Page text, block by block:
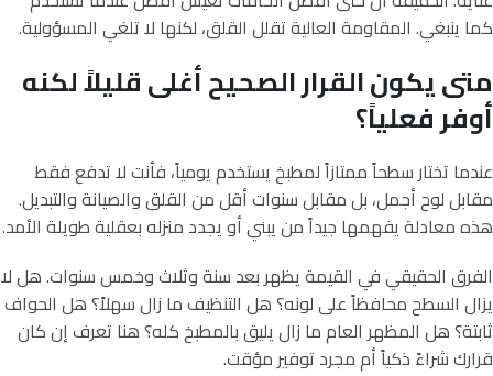
كما ينبغي. المقاومة العالية تقلل القلق، لكنها لا تلغي المسؤولية.
متى يكون القرار الصحيح أغلى قليلاً لكنه
أوفر فعلياً؟
عندما تختار سطحاً ممتازاً لمطبخ يستخدم يومياً، فأنت لا تدفع فقط
مقابل لوح أجمل، بل مقابل سنوات أقل من القلق والصيانة والتبديل.
هذه معادلة يفهمها جيداً من يبني أو يجدد منزله بعقلية طويلة الأمد.
الفرق الحقيقي في القيمة يظهر بعد سنة وثلاث وخمس سنوات. هل لا
يزال السطح محافظاً على لونه؟ هل التنظيف ما زال سهلاً؟ هل الحواف
ثابتة؟ هل المظهر العام ما زال يليق بالمطبخ كله؟ هنا تعرف إن كان
قرارك شراءً ذكياً أم مجرد توفير مؤقت.